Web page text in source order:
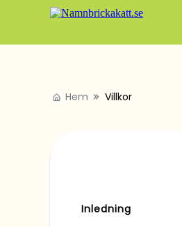
Hem Villkor
Inledning